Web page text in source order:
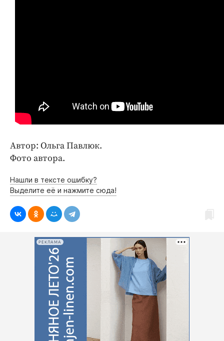
Автор: Ольга Павлюк.
Фото автора.
Нашли в тексте ошибку?
Выделите её и нажмите сюда!
РЕКЛАМА